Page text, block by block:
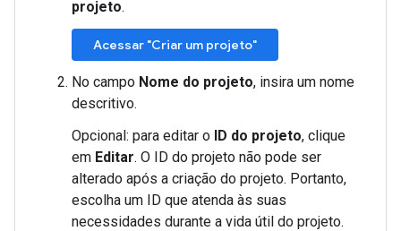
projeto.
Acessar "Criar um projeto"
No campo Nome do projeto, insira um nome
descritivo.
Opcional: para editar o ID do projeto, clique
em Editar. O ID do projeto não pode ser
alterado após a criação do projeto. Portanto,
escolha um ID que atenda às suas
necessidades durante a vida útil do projeto.